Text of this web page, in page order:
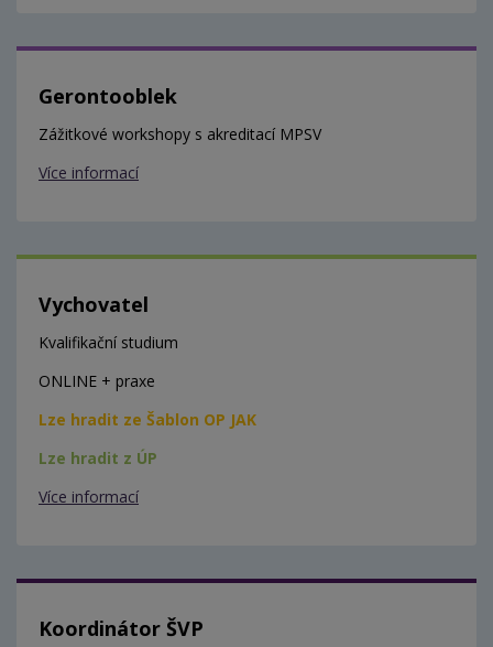
Gerontooblek
Zážitkové workshopy s akreditací MPSV
Více informací
Vychovatel
Kvalifikační studium
ONLINE + praxe
Lze hradit ze Šablon OP JAK
Lze hradit z ÚP
Více informací
Koordinátor ŠVP